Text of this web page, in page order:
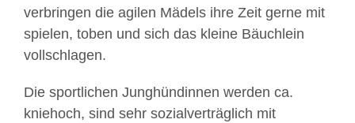
verbringen die agilen Mädels ihre Zeit gerne mit
spielen, toben und sich das kleine Bäuchlein
vollschlagen.
Die sportlichen Junghündinnen werden ca.
kniehoch, sind sehr sozialverträglich mit